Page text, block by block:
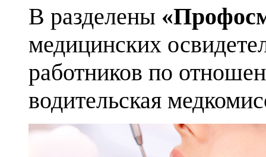
В разделены
медицинских
работников по
водительская